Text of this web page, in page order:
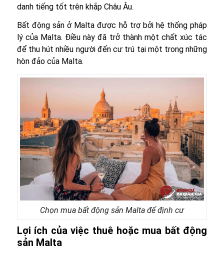
danh tiếng tốt trên khắp Châu Âu.
Bất động sản ở Malta được hỗ trợ bởi hệ thống pháp
lý của Malta. Điều này đã trở thành một chất xúc tác
để thu hút nhiều người đến cư trú tại một trong những
hòn đảo của Malta.
Chọn mua bất động sản Malta để định cư
Lợi ích của việc thuê hoặc mua bất động
sản Malta